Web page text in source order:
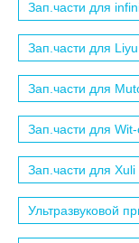
Зап.части для
Зап.части для Liyu
Зап.части для
Зап.части для
Зап.части для Xuli
Ультразвуковой